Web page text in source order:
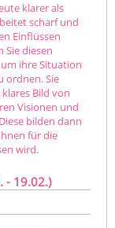
klarer als
scharf und
Einflüssen
Sie diesen
ihre Situation
ordnen. Sie
Bild von
Visionen und
bilden dann
für die
wird.
- 19.02.)